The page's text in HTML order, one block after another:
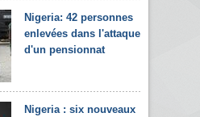
Nigeria: 42 personnes
enlevées dans l'attaque
d'un pensionnat
Nigeria : six nouveaux